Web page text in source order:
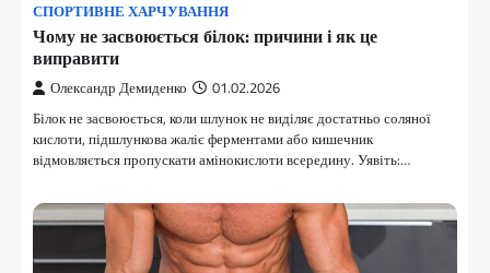
СПОРТИВНЕ ХАРЧУВАННЯ
Чому не засвоюється білок: причини і як це
виправити
Олександр Демиденко 01.02.2026
Білок не засвоюється, коли шлунок не виділяє достатньо соляної
кислоти, підшлункова жаліє ферментами або кишечник
відмовляється пропускати амінокислоти всередину. Уявіть:…